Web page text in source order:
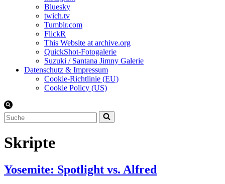
Bluesky
twich.tv
Tumblr.com
FlickR
This Website at archive.org
QuickShot-Fotogalerie
Suzuki / Santana Jimny Galerie
Datenschutz & Impressum
Cookie-Richtlinie (EU)
Cookie Policy (US)
Suchen
nach …
Skripte
Yosemite: Spotlight vs. Alfred